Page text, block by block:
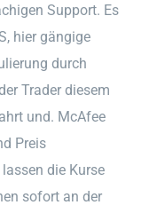
Support. Es
hier gängige
durch
Trader diesem
und. McAfee
Preis
die Kurse
sofort an der